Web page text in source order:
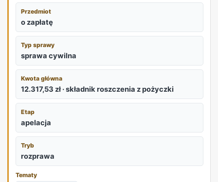
Przedmiot
o zapłatę
Typ sprawy
sprawa cywilna
Kwota główna
12.317,53 zł · składnik roszczenia z pożyczki
Etap
apelacja
Tryb
rozprawa
Tematy